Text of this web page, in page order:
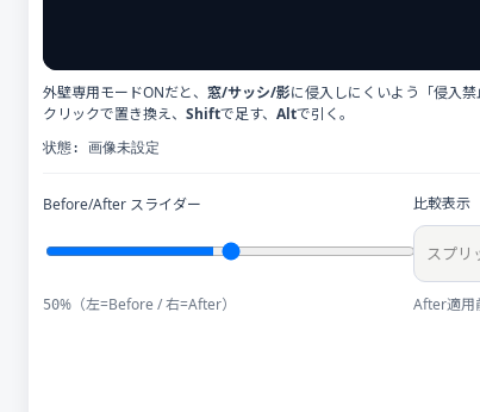
外壁専用モードONだと、 窓/サッシ/影に侵入しにくいよう「侵入禁
クリックで置き換え、 Shiftで足す、 Altで引く。
状態: 画像未設定
Before/After スライダー
50%（左=Before / 右=After）
比較表示
After適用